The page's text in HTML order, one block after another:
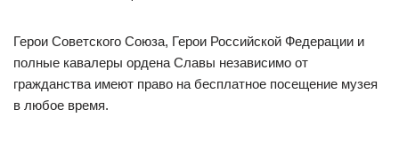
Герои Советского Союза, Герои Российской Федерации и
полные кавалеры ордена Славы независимо от
гражданства имеют право на бесплатное посещение музея
в любое время.